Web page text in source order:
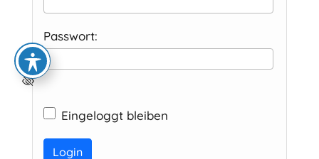
Passwort:
Eingeloggt bleiben